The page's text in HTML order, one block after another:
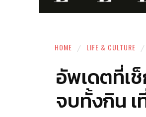
HOME LIFE & CULTURE
อัพเดตที่เ
จบทั้งกิน